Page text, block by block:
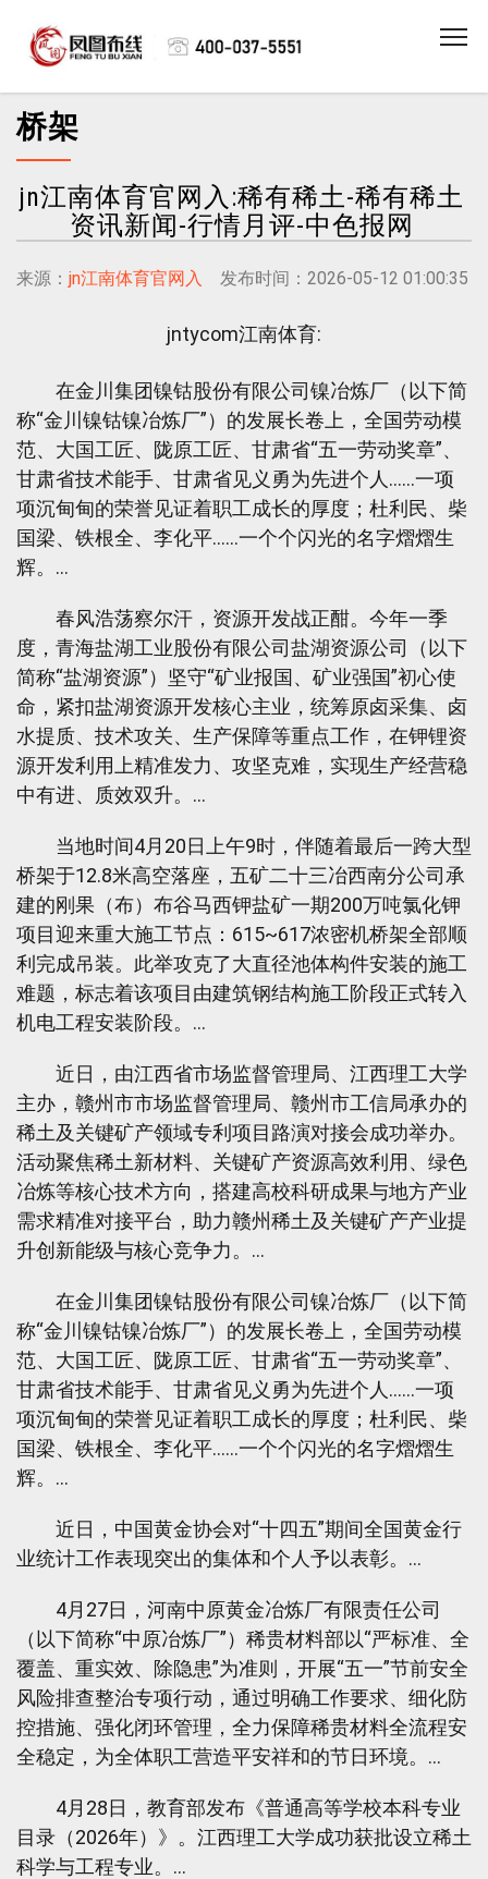
桥架
jn江南体育官网入:稀有稀土-稀有稀土
资讯新闻-行情月评-中色报网
来源： jn江南体育官网入 发布时间：2026-05-12 01:00:35
jntycom江南体育:
在金川集团镍钴股份有限公司镍冶炼厂（以下简
称“金川镍钴镍冶炼厂”）的发展长卷上，全国劳动模
范、大国工匠、陇原工匠、甘肃省“五一劳动奖章”、
甘肃省技术能手、甘肃省见义勇为先进个人……一项
项沉甸甸的荣誉见证着职工成长的厚度；杜利民、柴
国梁、铁根全、李化平……一个个闪光的名字熠熠生
辉。…
春风浩荡察尔汗，资源开发战正酣。今年一季
度，青海盐湖工业股份有限公司盐湖资源公司（以下
简称“盐湖资源”）坚守“矿业报国、矿业强国”初心使
命，紧扣盐湖资源开发核心主业，统筹原卤采集、卤
水提质、技术攻关、生产保障等重点工作，在钾锂资
源开发利用上精准发力、攻坚克难，实现生产经营稳
中有进、质效双升。…
当地时间4月20日上午9时，伴随着最后一跨大型
桥架于12.8米高空落座，五矿二十三冶西南分公司承
建的刚果（布）布谷马西钾盐矿一期200万吨氯化钾
项目迎来重大施工节点：615~617浓密机桥架全部顺
利完成吊装。此举攻克了大直径池体构件安装的施工
难题，标志着该项目由建筑钢结构施工阶段正式转入
机电工程安装阶段。…
近日，由江西省市场监督管理局、江西理工大学
主办，赣州市市场监督管理局、赣州市工信局承办的
稀土及关键矿产领域专利项目路演对接会成功举办。
活动聚焦稀土新材料、关键矿产资源高效利用、绿色
冶炼等核心技术方向，搭建高校科研成果与地方产业
需求精准对接平台，助力赣州稀土及关键矿产产业提
升创新能级与核心竞争力。…
在金川集团镍钴股份有限公司镍冶炼厂（以下简
称“金川镍钴镍冶炼厂”）的发展长卷上，全国劳动模
范、大国工匠、陇原工匠、甘肃省“五一劳动奖章”、
甘肃省技术能手、甘肃省见义勇为先进个人……一项
项沉甸甸的荣誉见证着职工成长的厚度；杜利民、柴
国梁、铁根全、李化平……一个个闪光的名字熠熠生
辉。…
近日，中国黄金协会对“十四五”期间全国黄金行
业统计工作表现突出的集体和个人予以表彰。…
4月27日，河南中原黄金冶炼厂有限责任公司
（以下简称“中原冶炼厂”）稀贵材料部以“严标准、全
覆盖、重实效、除隐患”为准则，开展“五一”节前安全
风险排查整治专项行动，通过明确工作要求、细化防
控措施、强化闭环管理，全力保障稀贵材料全流程安
全稳定，为全体职工营造平安祥和的节日环境。…
4月28日，教育部发布《普通高等学校本科专业
目录（2026年）》。江西理工大学成功获批设立稀土
科学与工程专业。…